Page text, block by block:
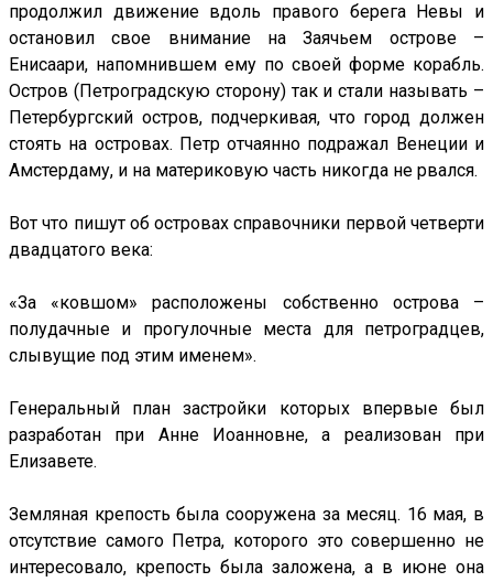
продолжил движение вдоль правого берега Невы и
остановил свое внимание на Заячьем острове –
Енисаари, напомнившем ему по своей форме корабль.
Остров (Петроградскую сторону) так и стали называть –
Петербургский остров, подчеркивая, что город должен
стоять на островах. Петр отчаянно подражал Венеции и
Амстердаму, и на материковую часть никогда не рвался.
Вот что пишут об островах справочники первой четверти
двадцатого века:
«За «ковшом» расположены собственно острова –
полудачные и прогулочные места для петроградцев,
слывущие под этим именем».
Генеральный план застройки которых впервые был
разработан при Анне Иоанновне, а реализован при
Елизавете.
Земляная крепость была сооружена за месяц. 16 мая, в
отсутствие самого Петра, которого это совершенно не
интересовало, крепость была заложена, а в июне она